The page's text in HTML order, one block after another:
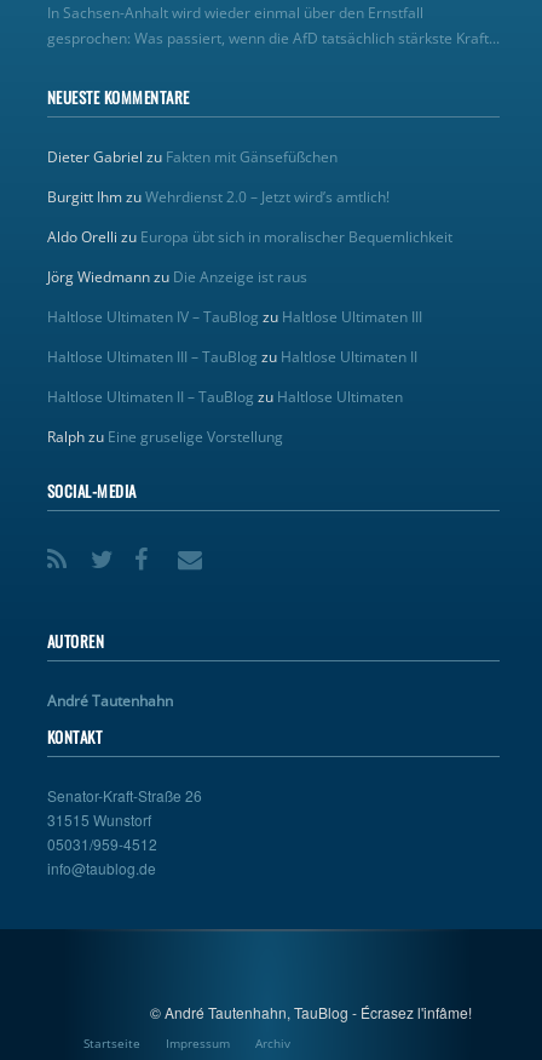
In Sachsen-Anhalt wird wieder einmal über den Ernstfall
gesprochen: Was passiert, wenn die AfD tatsächlich stärkste Kraft...
NEUESTE KOMMENTARE
Dieter Gabriel zu Fakten mit Gänsefüßchen
Burgitt IhmzuWehrdienst 2.0 – Jetzt wird’s amtlich!
Aldo Orelli zu Europa übt sich in moralischer Bequemlichkeit
Jörg Wiedmannzu Die Anzeige ist raus
Haltlose Ultimaten IV – TauBlog zu Haltlose Ultimaten III
Haltlose Ultimaten III – TauBlog zu Haltlose Ultimaten II
Haltlose Ultimaten II – TauBlog zu Haltlose Ultimaten
Ralphzu Eine gruselige Vorstellung
SOCIAL-MEDIA
AUTOREN
André Tautenhahn
KONTAKT
Senator-Kraft-Straße 26
31515 Wunstorf
05031/959-4512
info@taublog.de
© André Tautenhahn, TauBlog - Écrasez l'infâme!
Startseite Impressum Archiv